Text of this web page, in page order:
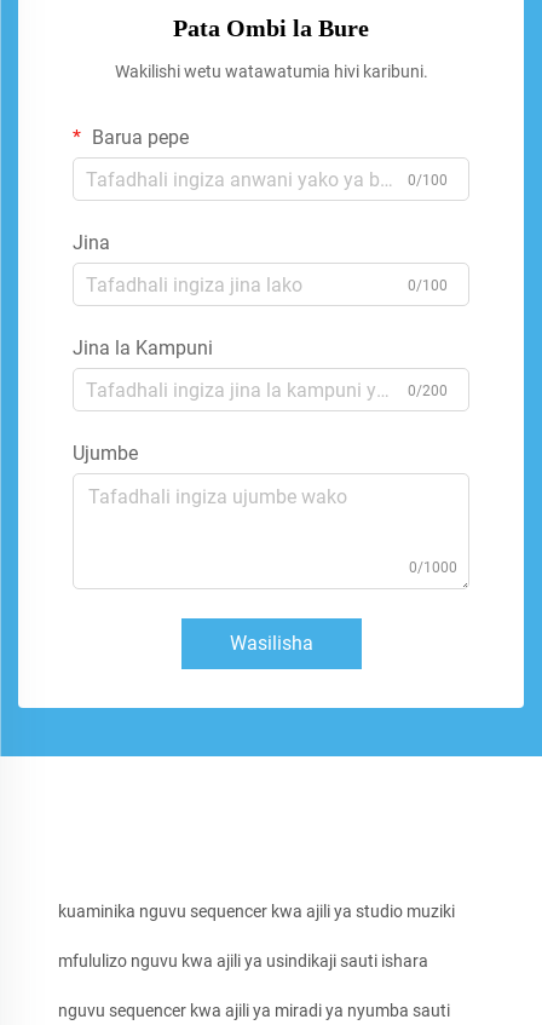
Pata Ombi la Bure
Wakilishi wetu watawatumia hivi karibuni.
Barua pepe
0/100
Jina
0/100
Jina la Kampuni
0/200
Ujumbe
0/1000
Wasilisha
kuaminika nguvu sequencer kwa ajili ya studio muziki
mfululizo nguvu kwa ajili ya usindikaji sauti ishara
nguvu sequencer kwa ajili ya miradi ya nyumba sauti